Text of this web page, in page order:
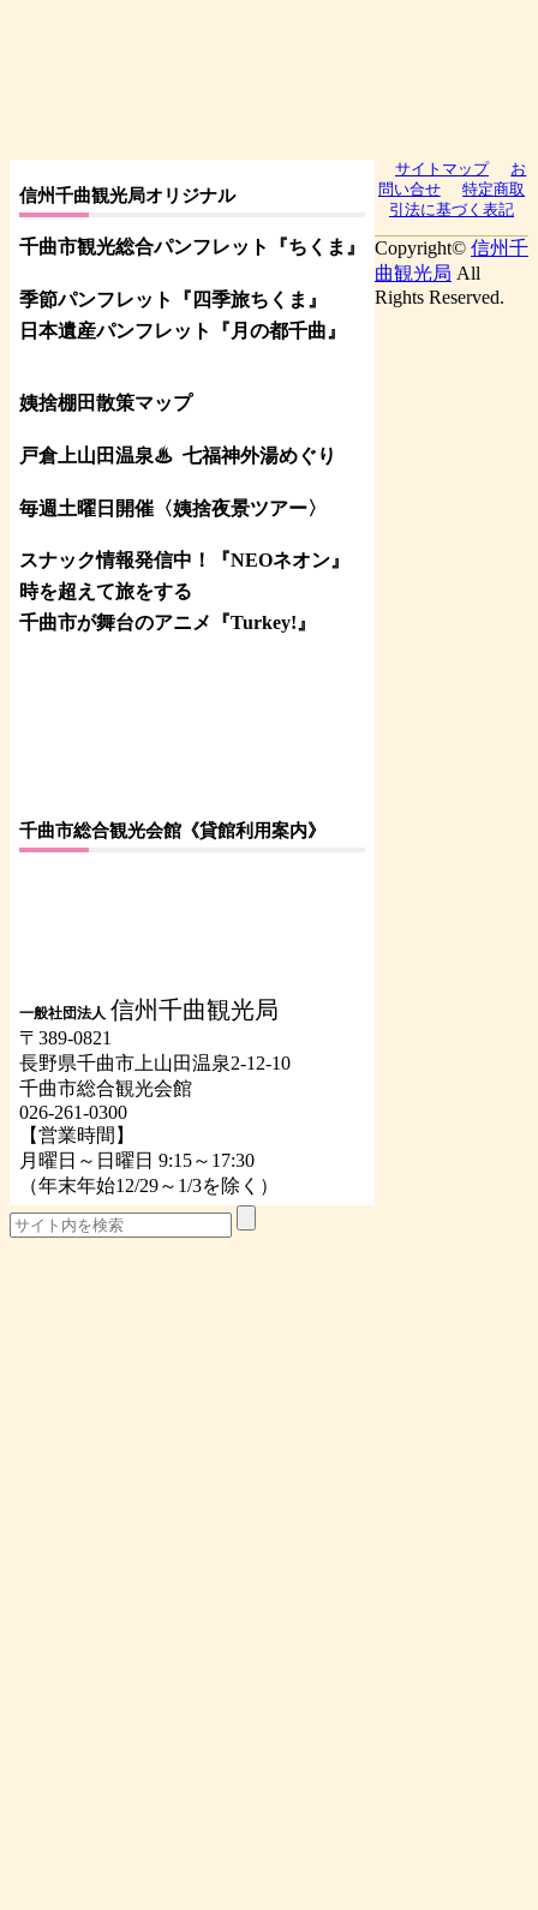
信州千曲観光局オリジナル
千曲市観光総合パンフレット 『ちくま 』
季節パンフレット『四季旅ちくま』
日本遺産パンフレット
『月の都千曲 』
姨捨棚田散策マップ
戸倉上山田温泉♨ 七福神外湯めぐり
毎週土曜日開催〈姨捨夜景ツアー〉
スナック情報発信中！『NEOネオン』
時を超えて旅をする
千曲市が舞台のアニメ『Turkey!』
千曲市総合観光会館《貸館利用案内》
一般社団法人 信州千曲観光局
〒389-0821
長野県千曲市上山田温泉2-12-10
千曲市総合観光会館
026-261-0300
【営業時間】
月曜日～日曜日 9:15～17:30
（年末年始12/29～1/3を除く）
サイトマップ
お
問い合せ
特定商取
引法に基づく表記
Copyright© 信州千
曲観光局 All
Rights Reserved.